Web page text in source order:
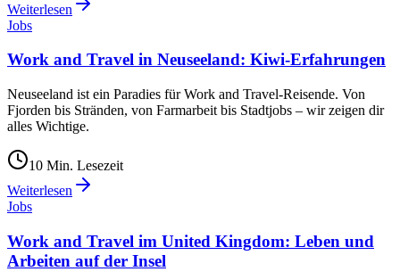
Weiterlesen
Jobs
Work and Travel in Neuseeland: Kiwi-Erfahrungen
Neuseeland ist ein Paradies für Work and Travel-Reisende. Von
Fjorden bis Stränden, von Farmarbeit bis Stadtjobs – wir zeigen dir
alles Wichtige.
10 Min. Lesezeit
Weiterlesen
Jobs
Work and Travel im United Kingdom: Leben und
Arbeiten auf der Insel